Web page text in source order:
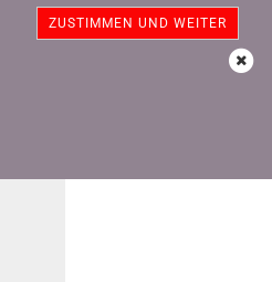
ZUSTIMMEN UND WEITER